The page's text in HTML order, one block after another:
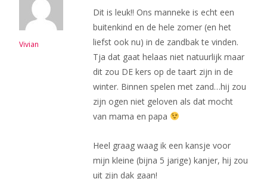
Vivian
Dit is leuk!! Ons manneke is echt een
buitenkind en de hele zomer (en het
liefst ook nu) in de zandbak te vinden.
Tja dat gaat helaas niet natuurlijk maar
dit zou DE kers op de taart zijn in de
winter. Binnen spelen met zand…hij zou
zijn ogen niet geloven als dat mocht
van mama en papa
Heel graag waag ik een kansje voor
mijn kleine (bijna 5 jarige) kanjer, hij zou
uit zijn dak gaan!